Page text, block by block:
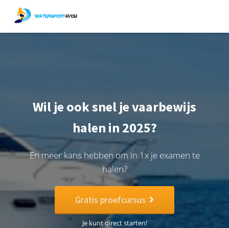
Wil je ook snel je vaarbewijs
halen in 2025?
En meer kans hebben om in 1x je examen te
halen?
Gratis proefcursus
Je kunt direct starten!